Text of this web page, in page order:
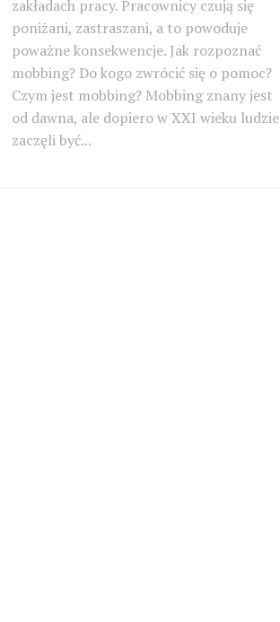
zakładach pracy. Pracownicy czują się
poniżani, zastraszani, a to powoduje
poważne konsekwencje. Jak rozpoznać
mobbing? Do kogo zwrócić się o pomoc?
Czym jest mobbing? Mobbing znany jest
od dawna, ale dopiero w XXI wieku ludzie
zaczęli być...